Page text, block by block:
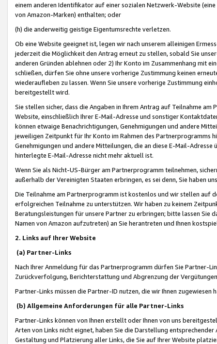
einem anderen Identifikator auf einer sozialen Netzwerk-Website
von Amazon-Marken) enthalten; oder
(h) die anderweitig geistige Eigentumsrechte verletzen.
Ob eine Website geeignet ist, legen wir nach unserem alleinigen
jederzeit die Möglichkeit den Antrag erneut zu stellen, sobald Sie
anderen Gründen ablehnen oder 2) Ihr Konto im Zusammenhang mit
schließen, dürfen Sie ohne unsere vorherige Zustimmung keinen
wiederaufleben zu lassen. Wenn Sie unsere vorherige Zustimmung
bereitgestellt wird.
Sie stellen sicher, dass die Angaben in Ihrem Antrag auf Teilnahme
Website, einschließlich Ihrer E-Mail-Adresse und sonstiger
können etwaige Benachrichtigungen, Genehmigungen und andere
jeweiligen Zeitpunkt für Ihr Konto im Rahmen des Partnerprogramms
Genehmigungen und andere Mitteilungen, die an diese E-Mail-
hinterlegte E-Mail-Adresse nicht mehr aktuell ist.
Wenn Sie als Nicht-US-Bürger am Partnerprogramm teilnehmen,
außerhalb der Vereinigten Staaten erbringen, es sei denn, Sie haben
Die Teilnahme am Partnerprogramm ist kostenlos und wir stellen auf
erfolgreichen Teilnahme zu unterstützen. Wir haben zu keinem
Beratungsleistungen für unsere Partner zu erbringen; bitte lassen Sie
Namen von Amazon aufzutreten) an Sie herantreten und Ihnen
2. Links auf Ihrer Website
(a) Partner-Links
Nach Ihrer Anmeldung für das Partnerprogramm dürfen Sie Partner-
Zurückverfolgung, Berichterstattung und Abgrenzung der
Partner-Links müssen die Partner-ID nutzen, die wir Ihnen zugewiesen
(b) Allgemeine Anforderungen für alle Partner-Links
Partner-Links können von Ihnen erstellt oder Ihnen von uns
Arten von Links nicht eignet, haben Sie die Darstellung
Gestaltung und Platzierung aller Links, die Sie auf Ihrer Website